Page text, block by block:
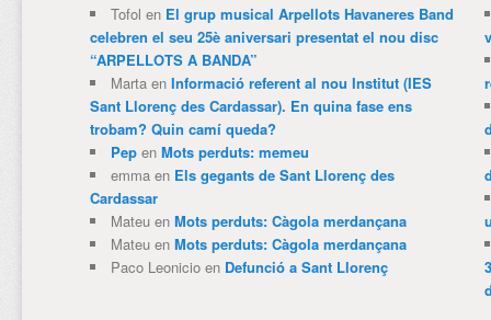
Tofol en El grup musical Arpellots Havaneres Band
celebren el seu 25è aniversari presentat el nou disc
“ARPELLOTS A BANDA”
Martaen Informació referent al nou Institut (IES
Sant Llorenç des Cardassar). En quina fase ens
trobam? Quin camí queda?
Pepen Mots perduts: memeu
emmaen Els gegants de Sant Llorenç des
Cardassar
Mateuen Mots perduts: Càgola merdançana
Mateuen Mots perduts: Càgola merdançana
Paco Leonicioen Defunció a Sant Llorenç